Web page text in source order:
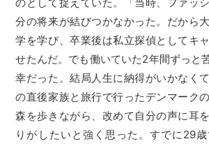
分の将来が結びつかなかった。だから
学を学び、卒業後は私立探偵としてキ
せたんだ。でも働いていた2年間ずっと
幸だった。結局人生に納得がいかなく
の直後家族と旅行で行ったデンマーク
森を歩きながら、改めて自分の声に耳
りがしたいと強く思った。すでに29